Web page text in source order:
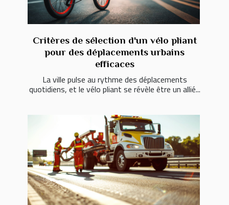
Critères de sélection d'un vélo pliant
pour des déplacements urbains
efficaces
La ville pulse au rythme des déplacements
quotidiens, et le vélo pliant se révèle être un allié...